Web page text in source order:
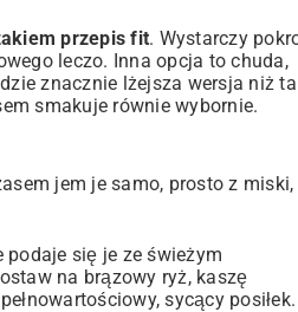
przepis fit. Wystarczy
leczo. Inna opcja to chuda,
znacznie lżejsza wersja niż ta
smakuje równie wybornie.
jem je samo, prosto z miski,
się je ze świeżym
na brązowy ryż, kaszę
sycący posiłek.